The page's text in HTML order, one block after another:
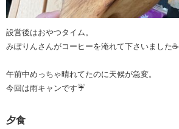
設営後はおやつタイム。
みぽりんさんがコーヒーを淹れて下さいました☕️
午前中めっちゃ晴れてたのに天候が急変。
今回は雨キャンです☔️
夕食